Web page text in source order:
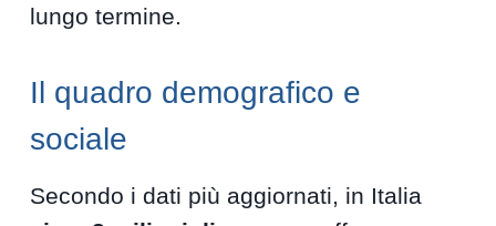
lungo termine.
Il quadro demografico e
sociale
Secondo i dati più aggiornati, in Italia